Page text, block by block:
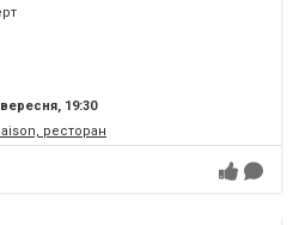
19:30
ресторан